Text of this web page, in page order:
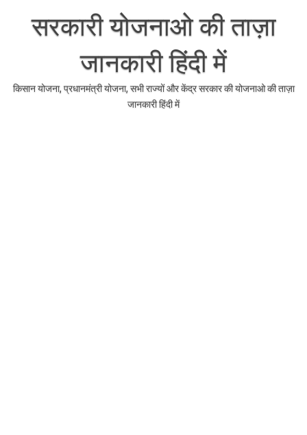
contentसरकारी योजनाओ की ताज़ा
जानकारी हिंदी में
किसान योजना, प्रधानमंत्री योजना, सभी राज्यों और केंद्र सरकार की योजनाओ की ताज़ा
जानकारी हिंदी में